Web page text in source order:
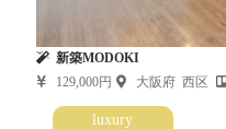
新築MODOKI
129,000円
大阪府 西区
luxury